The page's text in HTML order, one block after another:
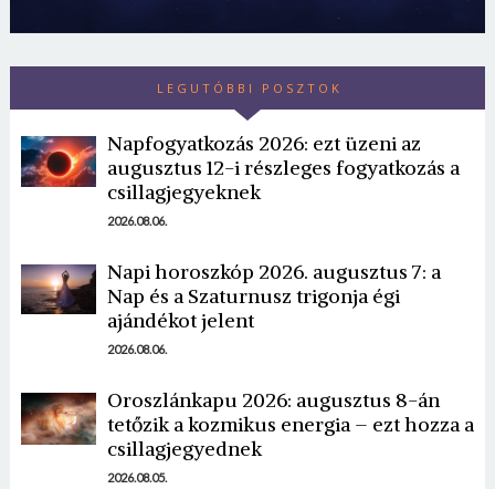
LEGUTÓBBI POSZTOK
Napfogyatkozás 2026: ezt üzeni az
augusztus 12-i részleges fogyatkozás a
csillagjegyeknek
2026.08.06.
Napi horoszkóp 2026. augusztus 7: a
Nap és a Szaturnusz trigonja égi
ajándékot jelent
2026.08.06.
Oroszlánkapu 2026: augusztus 8-án
tetőzik a kozmikus energia – ezt hozza a
csillagjegyednek
2026.08.05.
Borsonline bejelentkezés
E-mail cím vagy felhasználónév
Jelszó